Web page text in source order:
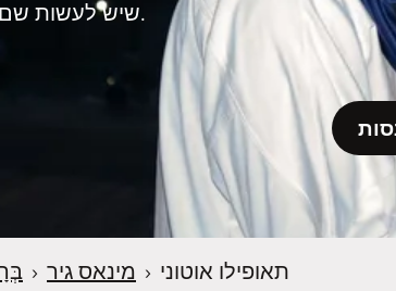
שיש לעשות שם.
› מינאס גיר › תאופילו אוטוני